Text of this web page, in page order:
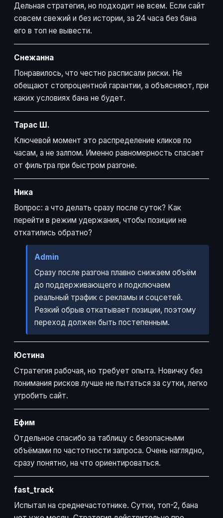
Дельная стратегия, но подходит не всем. Если сайт
совсем свежий и без истории, за 24 часа без бана
его в топ не вывести.
Снежанна
Понравилось, что честно расписали риски. Не
обещают стопроцентной гарантии, а объясняют, при
каких условиях бана не будет.
Тарас Ш.
Ключевой момент это распределение кликов по
часам, а не залпом. Именно равномерность спасает
от фильтра при быстром разгоне.
Ника
Вопрос: а что делать сразу после суток? Как
перейти в режим удержания, чтобы позиции не
откатились обратно?
Admin
Сразу после разгона плавно снижаем объём
до поддерживающего и подключаем
реальный трафик с рекламы и соцсетей.
Резкий обрыв откатывает позиции, поэтому
переход должен быть постепенным.
Юстина
Стратегия рабочая, но требует опыта. Новичку без
понимания рисков лучше не пытаться за сутки, легко
угробить сайт.
Ефим
Отдельное спасибо за таблицу с безопасными
объёмами по частотности запроса. Очень наглядно,
сразу понятно, на что ориентироваться.
fast_track
Испытал на среднечастотнике. Сутки, топ-2, бана